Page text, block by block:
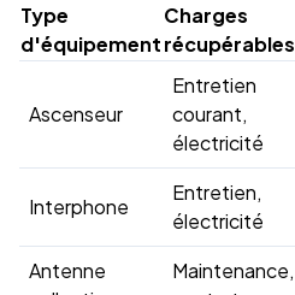
Type
d'équipement
Charges
récupérables
Ascenseur
Entretien
courant,
électricité
Interphone
Entretien,
électricité
Antenne
Maintenance,